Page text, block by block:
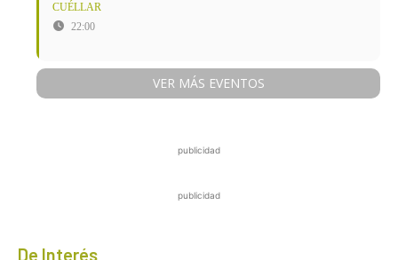
CUÉLLAR
22:00
VER MÁS EVENTOS
publicidad
publicidad
De Interés